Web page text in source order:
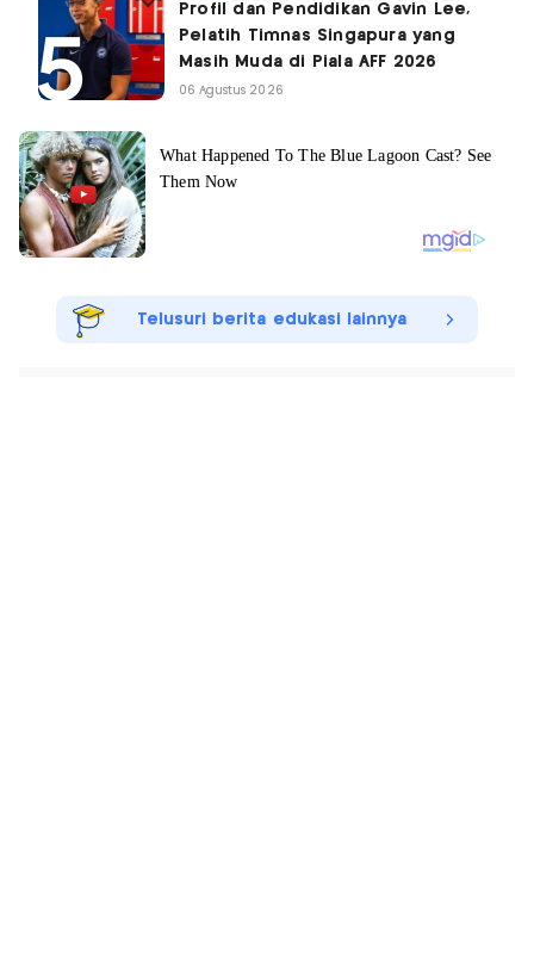
Profil dan Pendidikan Gavin Lee,
Pelatih Timnas Singapura yang
Masih Muda di Piala AFF 2026
06 Agustus 2026
Telusuri berita edukasi lainnya